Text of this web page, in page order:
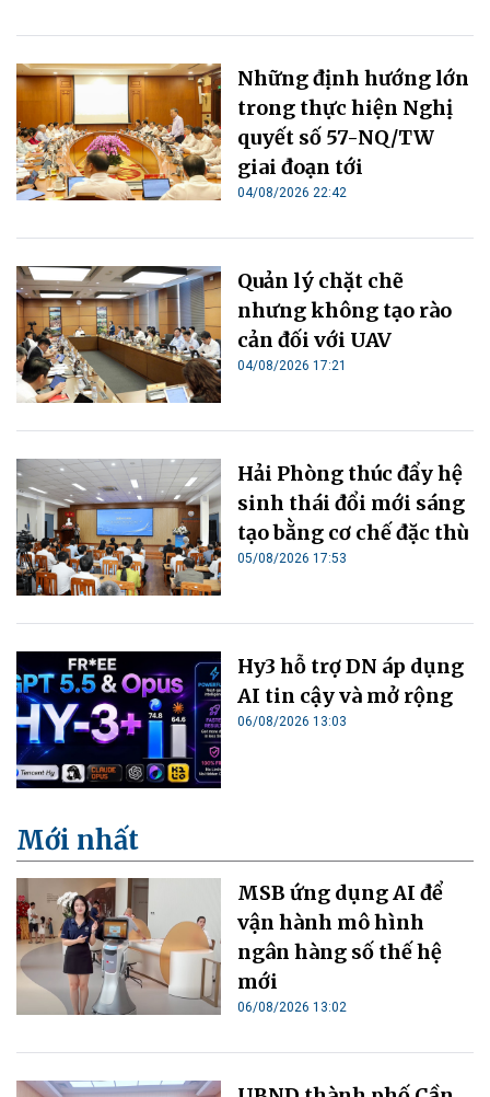
Những định hướng lớn
trong thực hiện Nghị
quyết số 57-NQ/TW
giai đoạn tới
04/08/2026 22:42
Quản lý chặt chẽ
nhưng không tạo rào
cản đối với UAV
04/08/2026 17:21
Hải Phòng thúc đẩy hệ
sinh thái đổi mới sáng
tạo bằng cơ chế đặc thù
05/08/2026 17:53
Hy3 hỗ trợ DN áp dụng
AI tin cậy và mở rộng
06/08/2026 13:03
Mới nhất
MSB ứng dụng AI để
vận hành mô hình
ngân hàng số thế hệ
mới
06/08/2026 13:02